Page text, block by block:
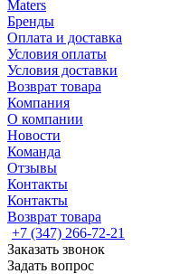
Maters
Бренды
Оплата и доставка
Условия оплаты
Условия доставки
Возврат товара
Компания
О компании
Новости
Команда
Отзывы
Контакты
Контакты
Возврат товара
+7 (347) 266-72-21
Заказать звонок
Задать вопрос